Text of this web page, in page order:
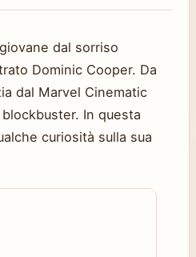
dal sorriso
Dominic Cooper. Da
dal Marvel Cinematic
In questa
curiosità sulla sua